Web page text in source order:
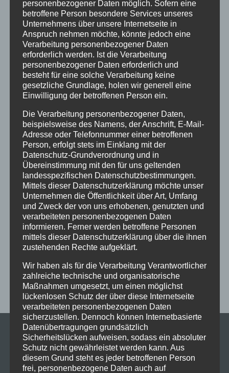
WEIHNACHTSFERIEN
KATEGORIEN
Kategorien
SCHLAGWÖRTER
Charity
cool Corona Coronavirus
Dance
dancing
Deine Tanzschule Einsteigerkurs
Event
Ferien
Ferienprogramm Fitness
Fitnessprogramm
Fortgeschrittene
Gesellschaftstanz
Immenstadt
im Schloss
Jive Jugendliche online
Paartanz
Schaut hin!
Schloss Immenstadt
Silvester
Sommerferien
Streetdance tanzen
Tanzen lernen
Tanzkurs
Tanzpause Tanzschule
Tanzschulfamilie
Workshop tanzen
Zumba Zumba Kurs Übungsabend
personenbezogener Daten möglich. Sofern eine
betroffene Person besondere Services unseres
Unternehmens über unsere Internetseite in
Anspruch nehmen möchte, könnte jedoch eine
Verarbeitung personenbezogener Daten
erforderlich werden. Ist die Verarbeitung
personenbezogener Daten erforderlich und
besteht für eine solche Verarbeitung keine
gesetzliche Grundlage, holen wir generell eine
Einwilligung der betroffenen Person ein.
Die Verarbeitung personenbezogener Daten,
beispielsweise des Namens, der Anschrift, E-Mail-
Adresse oder Telefonnummer einer betroffenen
Person, erfolgt stets im Einklang mit der
Datenschutz-Grundverordnung und in
Übereinstimmung mit den für uns geltenden
landesspezifischen Datenschutzbestimmungen.
Mittels dieser Datenschutzerklärung möchte unser
Unternehmen die Öffentlichkeit über Art, Umfang
und Zweck der von uns erhobenen, genutzten und
verarbeiteten personenbezogenen Daten
informieren. Ferner werden betroffene Personen
mittels dieser Datenschutzerklärung über die ihnen
zustehenden Rechte aufgeklärt.
Wir haben als für die Verarbeitung Verantwortlicher
zahlreiche technische und organisatorische
Maßnahmen umgesetzt, um einen möglichst
lückenlosen Schutz der über diese Internetseite
verarbeiteten personenbezogenen Daten
sicherzustellen. Dennoch können Internetbasierte
Datenübertragungen grundsätzlich
Sicherheitslücken aufweisen, sodass ein absoluter
Schutz nicht gewährleistet werden kann. Aus
diesem Grund steht es jeder betroffenen Person
frei, personenbezogene Daten auch auf